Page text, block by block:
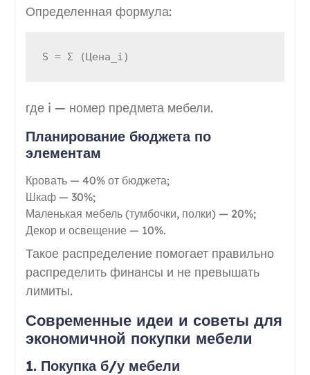
Определенная формула:
где i — номер предмета мебели.
Планирование бюджета по
элементам
Кровать — 40% от бюджета;
Шкаф — 30%;
Маленькая мебель (тумбочки, полки) — 20%;
Декор и освещение — 10%.
Такое распределение помогает правильно
распределить финансы и не превышать
лимиты.
Современные идеи и советы для
экономичной покупки мебели
1. Покупка б/у мебели